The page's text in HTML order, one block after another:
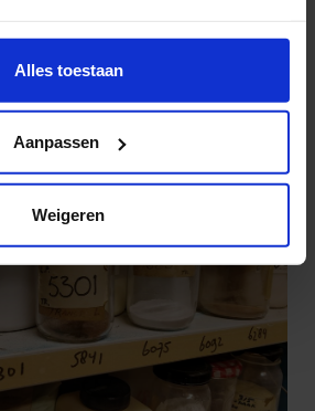
de voorkeur aanpassen, bekijk dan
statement-en-
Alles toestaan
Aanpassen
Weigeren